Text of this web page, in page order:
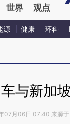
世界 观点
源 健康 环科
与新加
07月06日 07:40 来源于